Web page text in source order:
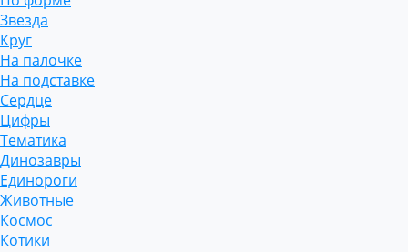
Звезда
Круг
На палочке
На подставке
Сердце
Цифры
Тематика
Динозавры
Единороги
Животные
Космос
Котики